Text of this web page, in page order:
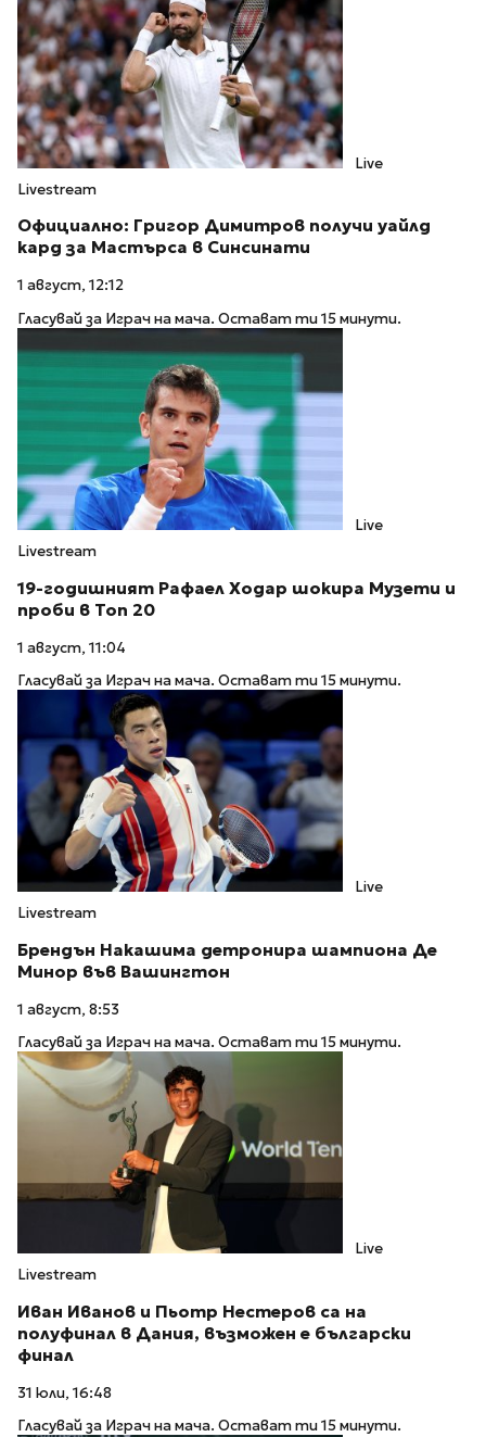
Live
Livestream
Официално: Григор Димитров получи уайлд
кард за Мастърса в Синсинати
1 август, 12:12
Гласувай за Играч на мача. Остават ти 15 минути.
Live
Livestream
19-годишният Рафаел Ходар шокира Музети и
проби в Топ 20
1 август, 11:04
Гласувай за Играч на мача. Остават ти 15 минути.
Live
Livestream
Брендън Накашима детронира шампиона Де
Минор във Вашингтон
1 август, 8:53
Гласувай за Играч на мача. Остават ти 15 минути.
Live
Livestream
Иван Иванов и Пьотр Нестеров са на
полуфинал в Дания, възможен е български
финал
31 юли, 16:48
Гласувай за Играч на мача. Остават ти 15 минути.